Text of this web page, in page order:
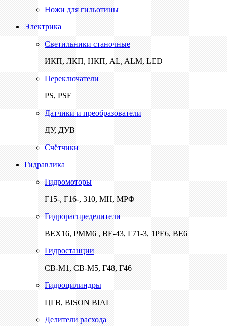
Ножи для гильотины
Электрика
Светильники станочные
ИКП, ЛКП, НКП, AL, ALM, LED
Переключатели
PS, PSE
Датчики и преобразователи
ДУ, ДУВ
Счётчики
Гидравлика
Гидромоторы
Г15-, Г16-, 310, МН, МРФ
Гидрораспределители
ВЕХ16, РММ6 , ВЕ-43, Г71-3, 1РЕ6, ВЕ6
Гидростанции
СВ-М1, СВ-М5, Г48, Г46
Гидроцилиндры
ЦГВ, BISON BIAL
Делители расхода